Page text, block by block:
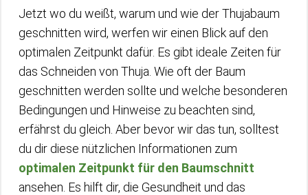
Jetzt wo du weißt, warum und wie der Thujabaum
geschnitten wird, werfen wir einen Blick auf den
optimalen Zeitpunkt dafür. Es gibt ideale Zeiten für
das Schneiden von Thuja. Wie oft der Baum
geschnitten werden sollte und welche besonderen
Bedingungen und Hinweise zu beachten sind,
erfährst du gleich. Aber bevor wir das tun, solltest
du dir diese nützlichen Informationen zum
optimalen Zeitpunkt für den Baumschnitt
ansehen. Es hilft dir, die Gesundheit und das